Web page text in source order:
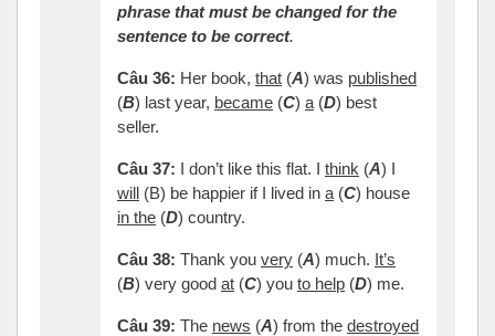
phrase that must be changed for the
sentence to be correct.
Câu 36: Her book, that (A) was published
(B) last year, became (C) a (D) best
seller.
Câu 37: I don’t like this flat. I think (A) I
will (B) be happier if I lived in a (C) house
in the (D) country.
Câu 38: Thank you very (A) much. It’s
(B) very good at (C) you to help (D) me.
Câu 39: The news (A) from the destroyed